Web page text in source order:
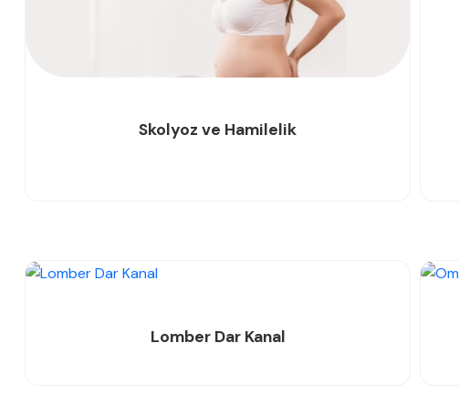
Skolyoz ve Hamilelik
Lomber Dar Kanal